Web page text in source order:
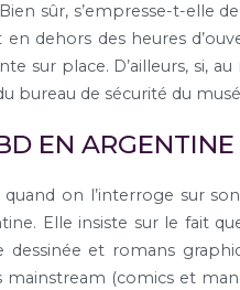
sûr, s’empresse-t-elle
en dehors des heures
sur place. D’ailleurs, si,
bureau de sécurité du
EN ARGENTINE
quand on l’interroge sur
Elle insiste sur le fait
dessinée et romans
mainstream (comics et